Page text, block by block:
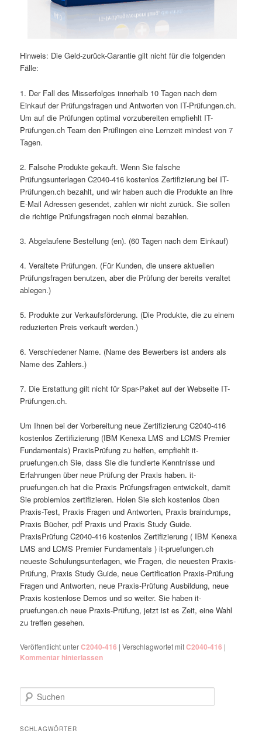
Hinweis: Die Geld-zurück-Garantie gilt nicht für die folgenden
Fälle:
1. Der Fall des Misserfolges innerhalb 10 Tagen nach dem
Einkauf der Prüfungsfragen und Antworten von IT-Prüfungen.ch.
Um auf die Prüfungen optimal vorzubereiten empfiehlt IT-
Prüfungen.ch Team den Prüflingen eine Lernzeit mindest von 7
Tagen.
2. Falsche Produkte gekauft. Wenn Sie falsche
Prüfungsunterlagen C2040-416 kostenlos Zertifizierung bei IT-
Prüfungen.ch bezahlt, und wir haben auch die Produkte an Ihre
E-Mail Adressen gesendet, zahlen wir nicht zurück. Sie sollen
die richtige Prüfungsfragen noch einmal bezahlen.
3. Abgelaufene Bestellung (en). (60 Tagen nach dem Einkauf)
4. Veraltete Prüfungen. (Für Kunden, die unsere aktuellen
Prüfungsfragen benutzen, aber die Prüfung der bereits veraltet
ablegen.)
5. Produkte zur Verkaufsförderung. (Die Produkte, die zu einem
reduzierten Preis verkauft werden.)
6. Verschiedener Name. (Name des Bewerbers ist anders als
Name des Zahlers.)
7. Die Erstattung gilt nicht für Spar-Paket auf der Webseite IT-
Prüfungen.ch.
Um Ihnen bei der Vorbereitung neue Zertifizierung C2040-416
kostenlos Zertifizierung (IBM Kenexa LMS and LCMS Premier
Fundamentals) PraxisPrüfung zu helfen, empfiehlt it-
pruefungen.ch Sie, dass Sie die fundierte Kenntnisse und
Erfahrungen über neue Prüfung der Praxis haben. it-
pruefungen.ch hat die Praxis Prüfungsfragen entwickelt, damit
Sie problemlos zertifizieren. Holen Sie sich kostenlos üben
Praxis-Test, Praxis Fragen und Antworten, Praxis braindumps,
Praxis Bücher, pdf Praxis und Praxis Study Guide.
PraxisPrüfung C2040-416 kostenlos Zertifizierung ( IBM Kenexa
LMS and LCMS Premier Fundamentals ) it-pruefungen.ch
neueste Schulungsunterlagen, wie Fragen, die neuesten Praxis-
Prüfung, Praxis Study Guide, neue Certification Praxis-Prüfung
Fragen und Antworten, neue Praxis-Prüfung Ausbildung, neue
Praxis kostenlose Demos und so weiter. Sie haben it-
pruefungen.ch neue Praxis-Prüfung, jetzt ist es Zeit, eine Wahl
zu treffen gesehen.
Veröffentlicht unterC2040-416 |Verschlagwortet mitC2040-416 |
Kommentar hinterlassen
Suchen
SCHLAGWÖRTER